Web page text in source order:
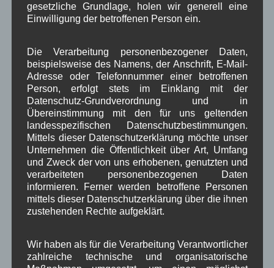
wurden.
in Wallgau,Kommunalpolitik ,Pressespiegel Zeitung
10 Jahre Bürgerinformation für
Wallgau
Transparenz
und sachliche
Bürgerinformati
on aus Wallgau
für Wallgau
Unser Ziel ist es den
Wallgauer
gesetzliche Grundlage, holen wir generell eine
Einwilligung der betroffenen Person ein.
Die Verarbeitung personenbezogener Daten,
beispielsweise des Namens, der Anschrift, E-Mail-
Adresse oder Telefonnummer einer betroffenen
Person, erfolgt stets im Einklang mit der
Datenschutz-Grundverordnung und in
Übereinstimmung mit den für uns geltenden
landesspezifischen Datenschutzbestimmungen.
Mittels dieser Datenschutzerklärung möchte unser
Unternehmen die Öffentlichkeit über Art, Umfang
und Zweck der von uns erhobenen, genutzten und
verarbeiteten personenbezogenen Daten
informieren. Ferner werden betroffene Personen
mittels dieser Datenschutzerklärung über die ihnen
zustehenden Rechte aufgeklärt.
Wir haben als für die Verarbeitung Verantwortlicher
zahlreiche technische und organisatorische